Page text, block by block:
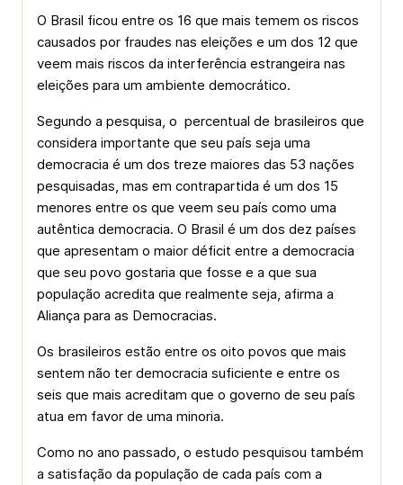
O Brasil ficou entre os 16 que mais temem os riscos
causados por fraudes nas eleições e um dos 12 que
veem mais riscos da interferência estrangeira nas
eleições para um ambiente democrático.
Segundo a pesquisa, o percentual de brasileiros que
considera importante que seu país seja uma
democracia é um dos treze maiores das 53 nações
pesquisadas, mas em contrapartida é um dos 15
menores entre os que veem seu país como uma
autêntica democracia. O Brasil é um dos dez países
que apresentam o maior déficit entre a democracia
que seu povo gostaria que fosse e a que sua
população acredita que realmente seja, afirma a
Aliança para as Democracias.
Os brasileiros estão entre os oito povos que mais
sentem não ter democracia suficiente e entre os
seis que mais acreditam que o governo de seu país
atua em favor de uma minoria.
Como no ano passado, o estudo pesquisou também
a satisfação da população de cada país com a